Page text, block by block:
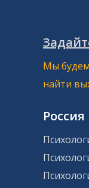
Мы
найти
Россия